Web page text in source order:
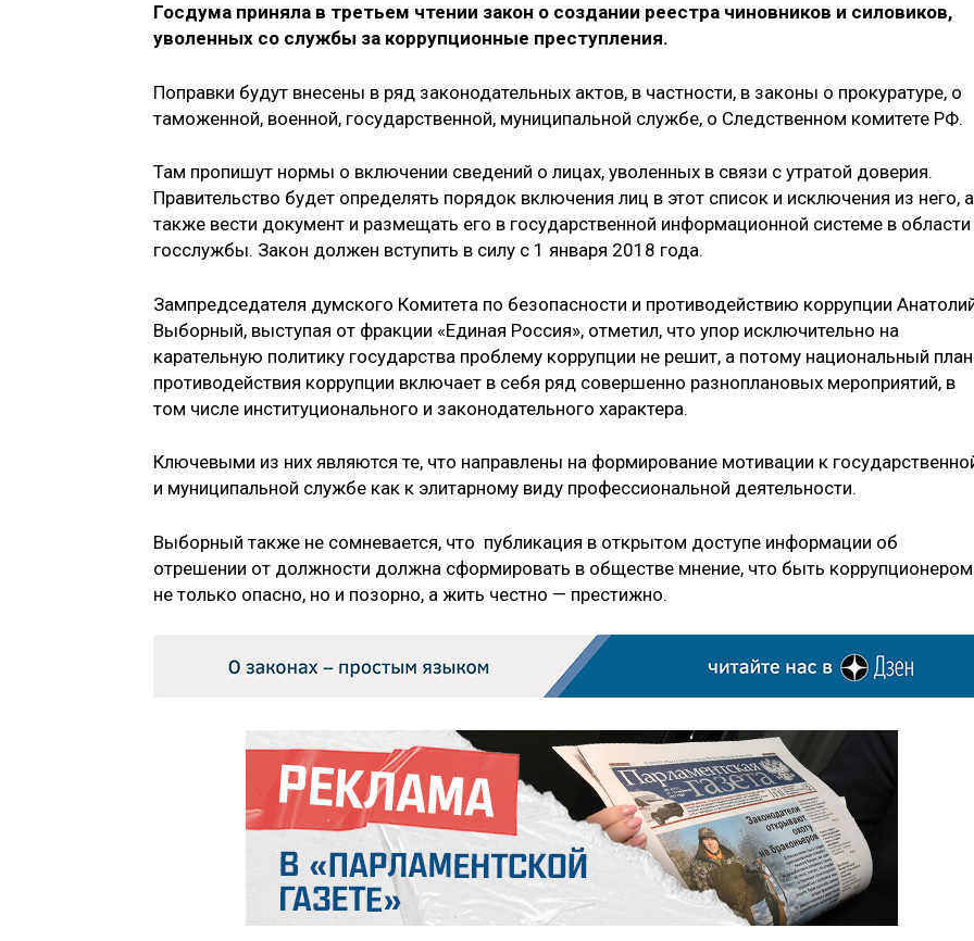
Госдума приняла в третьем чтении закон о создании реестра чиновников и силовиков,
уволенных со службы за коррупционные преступления.
Поправки будут внесены в ряд законодательных актов, в частности, в законы о прокуратуре, о
таможенной, военной, государственной, муниципальной службе, о Следственном комитете РФ.
Там пропишут нормы о включении сведений о лицах, уволенных в связи с утратой доверия.
Правительство будет определять порядок включения лиц в этот список и исключения из него, а
также вести документ и размещать его в государственной информационной системе в области
госслужбы. Закон должен вступить в силу с 1 января 2018 года.
Зампредседателя думского Комитета по безопасности и противодействию коррупции
Выборный, выступая от фракции «Единая Россия», отметил, что упор исключительно на
карательную политику государства проблему коррупции не решит, а потому национальный план
противодействия коррупции включает в себя ряд совершенно разноплановых мероприятий, в
том числе институционального и законодательного характера.
Ключевыми из них являются те, что направлены на формирование мотивации к
и муниципальной службе как к элитарному виду профессиональной деятельности.
Выборный также не сомневается, что публикация в открытом доступе информации об
отрешении от должности должна сформировать в обществе мнение, что быть коррупционером
не только опасно, но и позорно, а жить честно — престижно.